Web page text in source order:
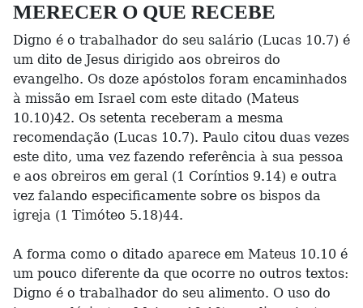
MERECER O QUE RECEBE
Digno é o trabalhador do seu salário (Lucas 10.7) é
um dito de Jesus dirigido aos obreiros do
evangelho. Os doze apóstolos foram encaminhados
à missão em Israel com este ditado (Mateus
10.10)42. Os setenta receberam a mesma
recomendação (Lucas 10.7). Paulo citou duas vezes
este dito, uma vez fazendo referência à sua pessoa
e aos obreiros em geral (1 Coríntios 9.14) e outra
vez falando especificamente sobre os bispos da
igreja (1 Timóteo 5.18)44.
A forma como o ditado aparece em Mateus 10.10 é
um pouco diferente da que ocorre no outros textos:
Digno é o trabalhador do seu alimento. O uso do